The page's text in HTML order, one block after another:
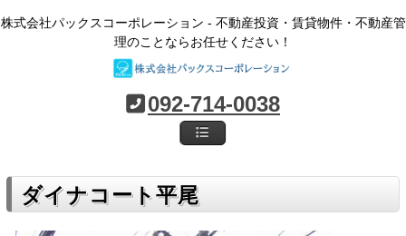
株式会社パックスコーポレーション - 不動産投資・賃貸物件・不動産管
理のことならお任せください！
092-714-0038
ダイナコート平尾